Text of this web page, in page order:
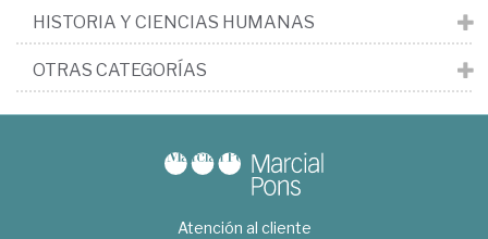
HISTORIA Y CIENCIAS HUMANAS
OTRAS CATEGORÍAS
Atención al cliente